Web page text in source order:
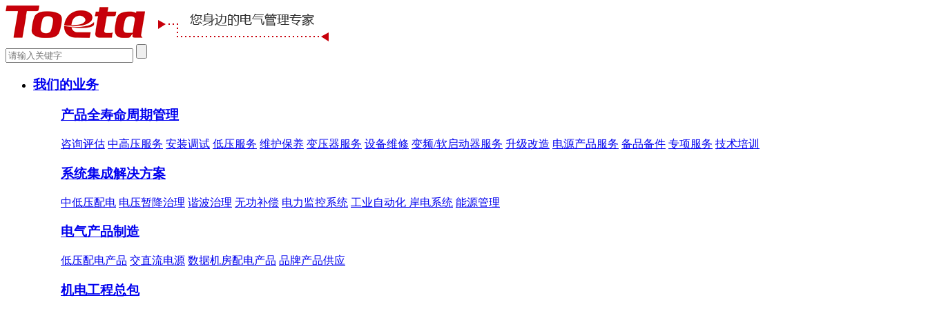
我们的业务
产品全寿命周期管理
咨询评估 中高压服务 安装调试 低压服务 维护保养 变压器服务 设备维修 变频/软启动器服务 升级改造 电源产品服务 备品备件 专项服务 技术培训
系统集成解决方案
中低压配电 电压暂降治理 谐波治理 无功补偿 电力监控系统 工业自动化 岸电系统 能源管理
电气产品制造
低压配电产品 交直流电源 数据机房配电产品 品牌产品供应
机电工程总包